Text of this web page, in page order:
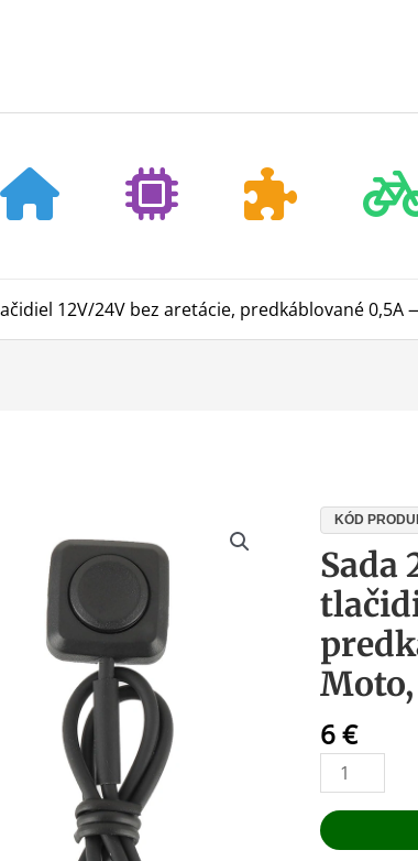
12V/24V bez aretácie, predkáblované
KÓD
Sada
6€
množstvo
2
ks
tlačidiel
12V/24V
aretácie,
0,5A
—
Auto,